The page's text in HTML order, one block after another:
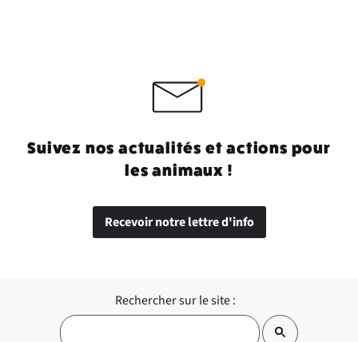
Suivez nos actualités et actions pour
les animaux !
Recevoir notre lettre d'info
Rechercher sur le site :